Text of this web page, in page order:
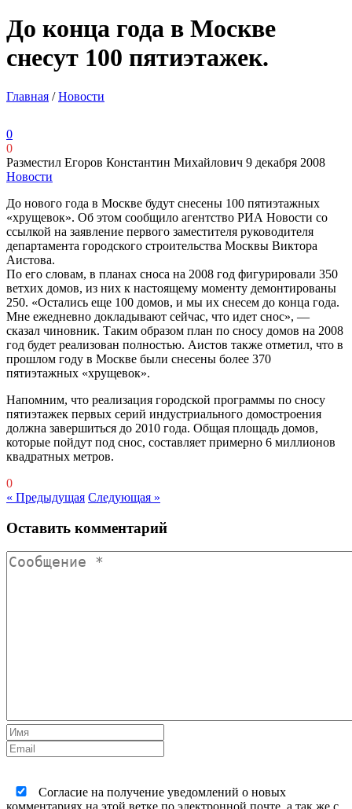
До конца года в Москве
снесут 100 пятиэтажек.
Главная /Новости
0
0
Разместил Егоров Константин Михайлович 9 декабря 2008
Новости
До нового года в Москве будут снесены 100 пятиэтажных
«хрущевок». Об этом сообщило агентство РИА Новости со
ссылкой на заявление первого заместителя руководителя
департамента городского строительства Москвы Виктора
Аистова.
По его словам, в планах сноса на 2008 год фигурировали 350
ветхих домов, из них к настоящему моменту демонтированы
250. «Остались еще 100 домов, и мы их снесем до конца года.
Мне ежедневно докладывают сейчас, что идет снос», —
сказал чиновник. Таким образом план по сносу домов на 2008
год будет реализован полностью. Аистов также отметил, что в
прошлом году в Москве были снесены более 370
пятиэтажных «хрущевок».
Напомним, что реализация городской программы по сносу
пятиэтажек первых серий индустриального домостроения
должна завершиться до 2010 года. Общая площадь домов,
которые пойдут под снос, составляет примерно 6 миллионов
квадратных метров.
0
« Предыдущая Следующая »
Оставить комментарий
Согласие на получение уведомлений о новых